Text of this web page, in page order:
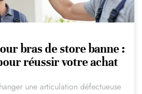
bras de store banne :
réussir votre achat
une articulation défectueuse